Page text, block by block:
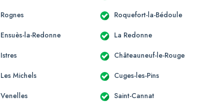
Rognes Roquefort-la-Bédoule
Ensuès-la-Redonne La Redonne
Istres Châteauneuf-le-Rouge
Les Michels Cuges-les-Pins
Venelles Saint-Cannat